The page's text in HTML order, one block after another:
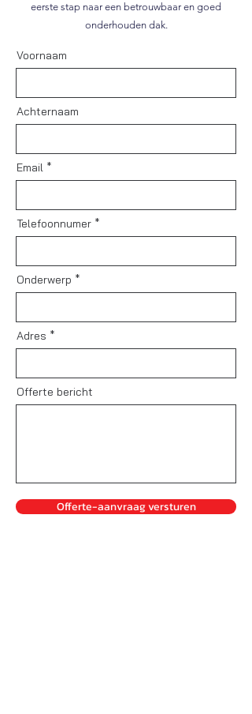
eerste stap naar een betrouwbaar en goed
onderhouden dak.
Voornaam
Achternaam
Email
Telefoonnumer
Onderwerp
Adres
Offerte bericht
Offerte-aanvraag versturen